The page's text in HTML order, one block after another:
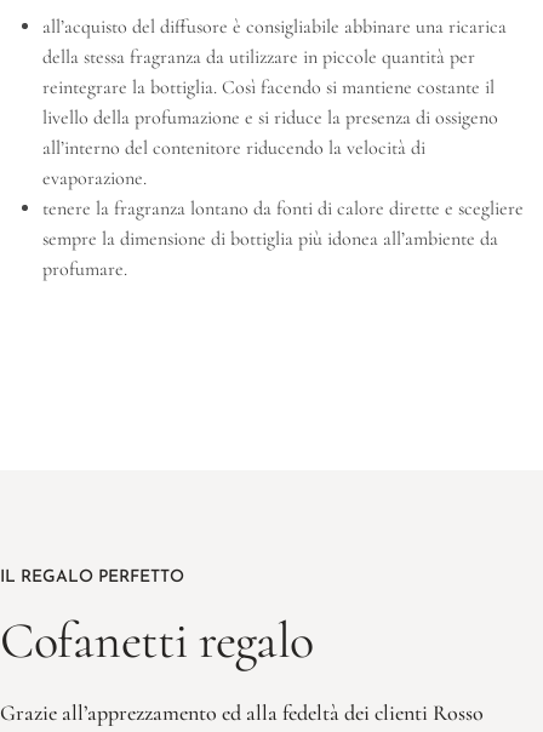
all’acquisto del diffusore è consigliabile abbinare una ricarica
della stessa fragranza da utilizzare in piccole quantità per
reintegrare la bottiglia. Così facendo si mantiene costante il
livello della profumazione e si riduce la presenza di ossigeno
all’interno del contenitore riducendo la velocità di
evaporazione.
tenere la fragranza lontano da fonti di calore dirette e scegliere
sempre la dimensione di bottiglia più idonea all’ambiente da
profumare.
IL REGALO PERFETTO
Cofanetti regalo
Grazie all’apprezzamento ed alla fedeltà dei clienti Rosso